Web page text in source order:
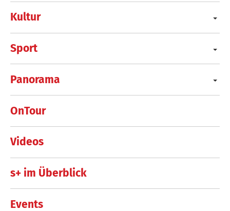
Kultur
Sport
Panorama
OnTour
Videos
s+ im Überblick
Events